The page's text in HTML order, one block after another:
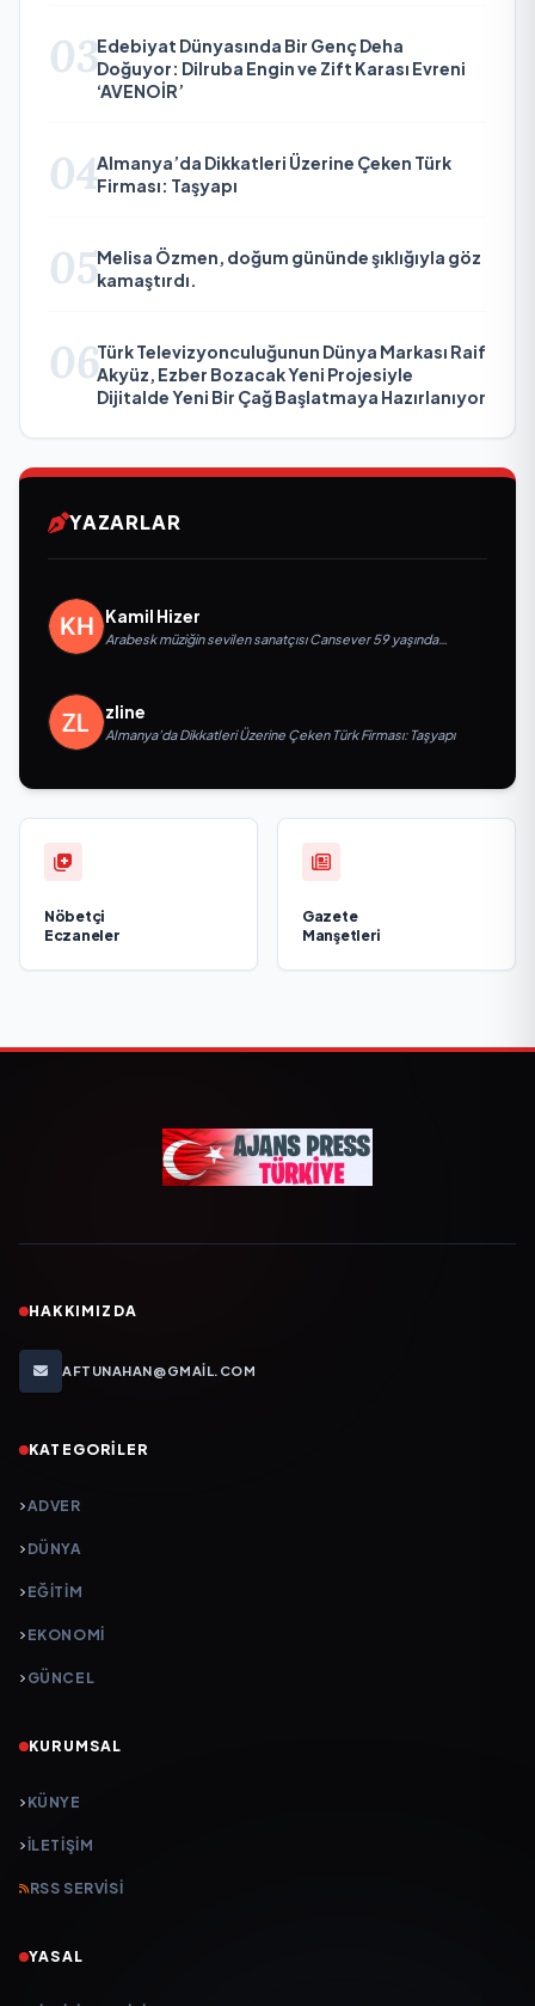
03Edebiyat Dünyasında Bir Genç Deha
Doğuyor: Dilruba Engin ve Zift Karası Evreni
‘AVENOİR’
04Almanya’da Dikkatleri Üzerine Çeken Türk
Firması: Taşyapı
05Melisa Özmen, doğum gününde şıklığıyla göz
kamaştırdı.
06Türk Televizyonculuğunun Dünya Markası Raif
Akyüz, Ezber Bozacak Yeni Projesiyle
Dijitalde Yeni Bir Çağ Başlatmaya Hazırlanıyor
YAZARLAR
Kamil Hizer
Arabesk müziğin sevilen sanatçısı Cansever 59 yaşında
zline
Almanya’da Dikkatleri Üzerine Çeken Türk Firması: Taşyapı
Nöbetçi
Eczaneler
Gazete
Manşetleri
HAKKIMIZDA
AFTUNAHAN@GMAIL.COM
KATEGORILER
ADVER
DÜNYA
EĞİTİM
EKONOMİ
GÜNCEL
KURUMSAL
KÜNYE
İLETIŞIM
RSS SERVISI
YASAL